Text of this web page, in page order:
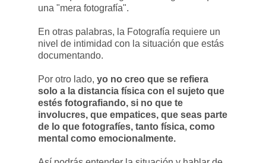
una "mera fotografía".
En otras palabras, la Fotografía requiere un
nivel de intimidad con la situación que estás
documentando.
Por otro lado, yo no creo que se refiera
solo a la distancia física con el sujeto que
estés fotografiando, si no que te
involucres, que empatices, que seas parte
de lo que fotografíes, tanto física, como
mental como emocionalmente.